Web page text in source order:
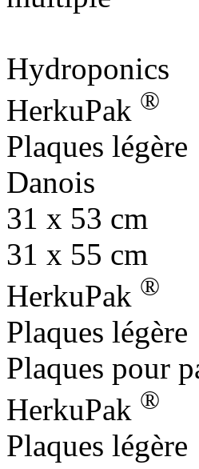
Hydroponics
HerkuPak ®
Plaques légère
Danois
31 x 53 cm
31 x 55 cm
HerkuPak ®
Plaques légère
Plaques pour
HerkuPak ®
Plaques légère